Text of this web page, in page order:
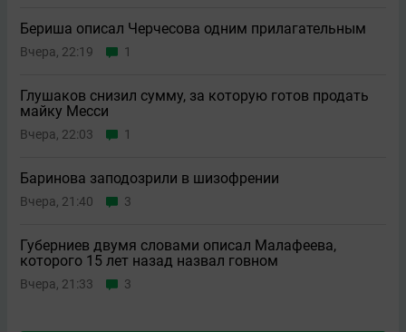
Бериша описал Черчесова одним прилагательным
Вчера, 22:19 1
Глушаков снизил сумму, за которую готов продать
майку Месси
Вчера, 22:03 1
Баринова заподозрили в шизофрении
Вчера, 21:40 3
Губерниев двумя словами описал Малафеева,
которого 15 лет назад назвал говном
Вчера, 21:33 3